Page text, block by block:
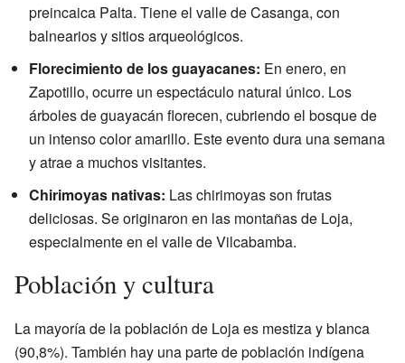
preincaica Palta. Tiene el valle de Casanga, con
balnearios y sitios arqueológicos.
Florecimiento de los guayacanes: En enero, en
Zapotillo, ocurre un espectáculo natural único. Los
árboles de guayacán florecen, cubriendo el bosque de
un intenso color amarillo. Este evento dura una semana
y atrae a muchos visitantes.
Chirimoyas nativas: Las chirimoyas son frutas
deliciosas. Se originaron en las montañas de Loja,
especialmente en el valle de Vilcabamba.
Población y cultura
La mayoría de la población de Loja es mestiza y blanca
(90,8%). También hay una parte de población indígena